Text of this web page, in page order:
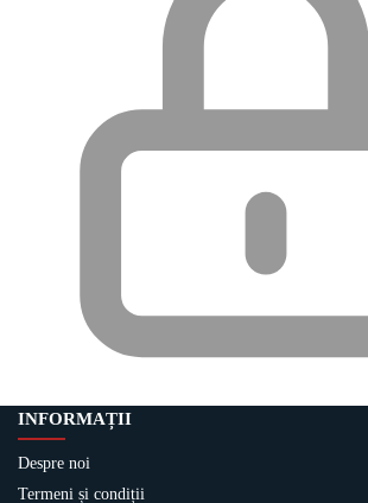
INFORMAȚII
Despre noi
Termeni și condiții